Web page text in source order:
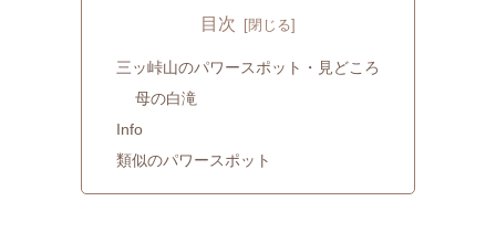
目次
三ッ峠山のパワースポット・見どころ
母の白滝
Info
類似のパワースポット